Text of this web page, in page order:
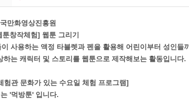
만화영상진흥원
창작체험] 웹툰 그리기
이 사용하는 액정 타블렛과 펜을 활용해 어린이부터 성인들
하는 캐릭터 및 스토리를 웹툰으로 제작해보는 활동입니다.
험관 문화가 있는 수요일 체험 프로그램]
'먹방툰' 입니다.